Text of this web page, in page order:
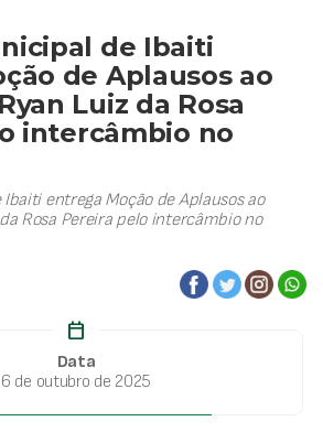
de Ibaiti
de Aplausos ao
Luiz da Rosa
intercâmbio no
entrega Moção de Aplausos ao
Rosa Pereira pelo intercâmbio no
calendar_today
Data
6 de outubro de 2025